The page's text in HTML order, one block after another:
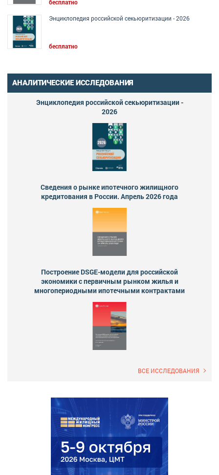
бесплатно
Энциклопедия российской секьюритизации - 2026
бесплатно
АНАЛИТИЧЕСКИЕ ИССЛЕДОВАНИЯ
Энциклопедия российской секьюритизации -
2026
Сведения о рынке ипотечного жилищного
кредитования в России. Апрель 2026 года
Построение DSGE-модели для российской
экономики с первичным рынком жилья и
многопериодными ипотечными контрактами
ВСЕ ИССЛЕДОВАНИЯ